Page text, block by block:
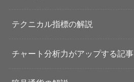
テクニカル指標の解説
チャート分析力がアップする記事